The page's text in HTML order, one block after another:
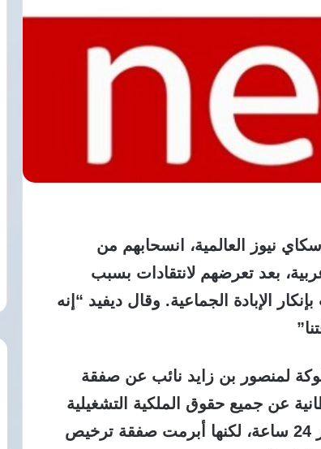
نيوز العالمية، انسحابهم من
بعد تعرضهم لانتقادات بسبب
الإبادة الجماعية. وقال ديفيد “إنه
لمنصور بن زايد نائب عن صفقة
عن جميع حقوق الملكية التشغيلية
لخدمة الأخبار باللغة العربية التي تبث على مدار 24 ساعة، لكنها أبرمت صفقة ترخيص